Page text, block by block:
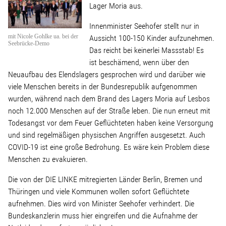
Linke Zukunftsdebatte
Sonstiges
Wahlkreis
Pressemitteilungen
Presse
Service
Termine
mit Nicole Gohlke ua. bei der
Seebrücke-Demo
Lager Moria aus.
Innenminister Seehofer stellt nur in
Aussicht 100-150 Kinder aufzunehmen.
Das reicht bei keinerlei Massstab! Es
ist beschämend, wenn über den
Neuaufbau des Elendslagers gesprochen wird und darüber wie
viele Menschen bereits in der Bundesrepublik aufgenommen
wurden, während nach dem Brand des Lagers Moria auf Lesbos
noch 12.000 Menschen auf der Straße leben. Die nun erneut mit
Todesangst vor dem Feuer Geflüchteten haben keine Versorgung
und sind regelmäßigen physischen Angriffen ausgesetzt. Auch
COVID-19 ist eine große Bedrohung. Es wäre kein Problem diese
Menschen zu evakuieren.
Die von der DIE LINKE mitregierten Länder Berlin, Bremen und
Thüringen und viele Kommunen wollen sofort Geflüchtete
aufnehmen. Dies wird von Minister Seehofer verhindert. Die
Bundeskanzlerin muss hier eingreifen und die Aufnahme der